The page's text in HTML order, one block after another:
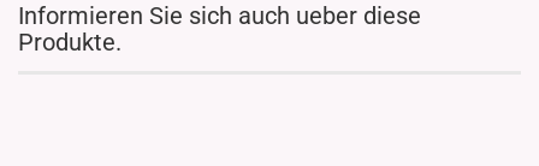
Informieren Sie sich auch ueber diese
Produkte.